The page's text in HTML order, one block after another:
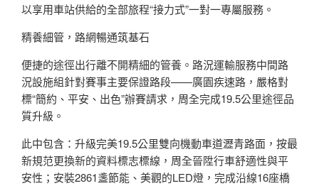
以享用車站供給的全部旅程“接力式”一對一專屬服務。
精養細管，路網暢通筑基石
便捷的途徑出行離不開精細的管養。路況運輸服務中間路
況設施組針對賽事主要保證路段——廣園疾速路，嚴格對
標“簡約、平安、出色”辦賽請求，周全完成19.5公里途徑品
質升級。
此中包含：升級完美19.5公里雙向機動車道瀝青路面，按最
新規范更換新的資料標志標線，周全晉陞行車舒適性與平
安性；安裝2861盞節能、美觀的LED燈，完成沿線16座橋